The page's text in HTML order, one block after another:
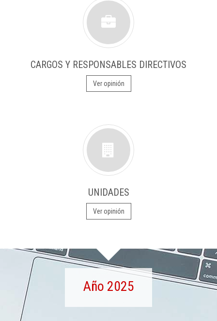
CARGOS Y RESPONSABLES DIRECTIVOS
Ver opinión
UNIDADES
Ver opinión
Año 2025